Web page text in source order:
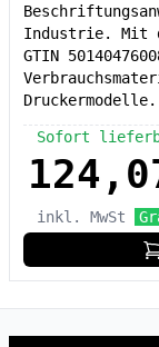
Industrie. Mit
GTIN
Druckermodelle.
Sofort
inkl. MwSt